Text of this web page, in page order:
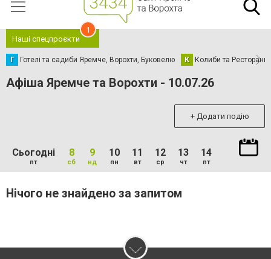
Наші спецпроєкти
1
Г Готелі та садиби Яремче, Ворохти, Буковелю К Колиби та Ресторани
Афіша Яремче та Ворохти - 10.07.26
+ Додати подію
Сьогодні
пт
8
сб
9
нд
10
пн
11
вт
12
ср
13
чт
14
пт
Нічого не знайдено за запитом